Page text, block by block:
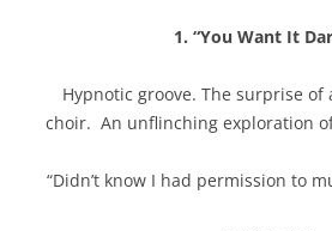
1. “You Want It
Hypnotic groove. The surprise of
choir. An unflinching exploration
“Didn’t know I had permission to